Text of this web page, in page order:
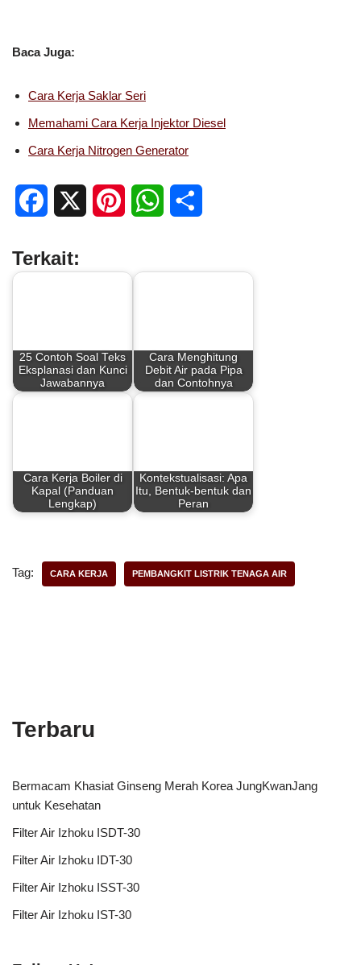
Baca Juga:
Cara Kerja Saklar Seri
Memahami Cara Kerja Injektor Diesel
Cara Kerja Nitrogen Generator
c
o
o
r
e
A
p
Terkait:
25 Contoh Soal Teks
Eksplanasi dan Kunci
Jawabannya
Cara Menghitung
Debit Air pada Pipa
dan Contohnya
Cara Kerja Boiler di
Kapal (Panduan
Lengkap)
Kontekstualisasi: Apa
Itu, Bentuk-bentuk dan
Peran
Tag: CARA KERJA PEMBANGKIT LISTRIK TENAGA AIR
Terbaru
Bermacam Khasiat Ginseng Merah Korea JungKwanJang
untuk Kesehatan
Filter Air Izhoku ISDT-30
Filter Air Izhoku IDT-30
Filter Air Izhoku ISST-30
Filter Air Izhoku IST-30